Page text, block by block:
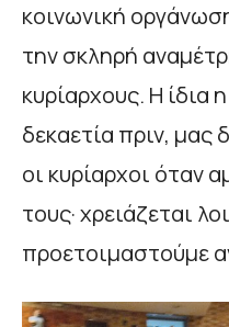
κοινωνική
την σκληρή
κυρίαρχους. Η ίδια
δεκαετία πριν, μας
οι κυρίαρχοι όταν
τους· χρειάζεται
προετοιμαστούμε